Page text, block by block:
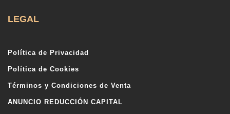
LEGAL
Política de Privacidad
Política de Cookies
Términos y Condiciones de Venta
ANUNCIO REDUCCIÓN CAPITAL